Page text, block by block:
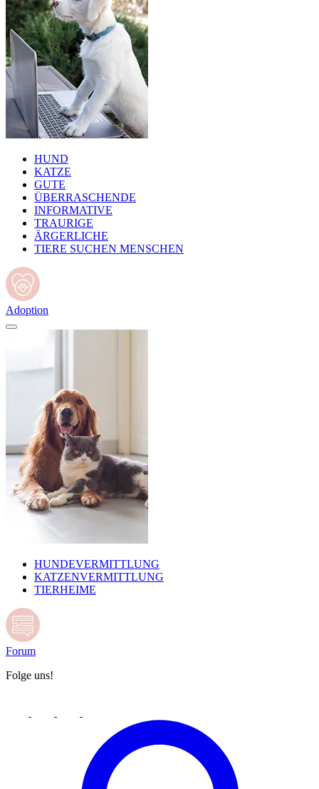
HUND
KATZE
GUTE
ÜBERRASCHENDE
INFORMATIVE
TRAURIGE
ÄRGERLICHE
TIERE SUCHEN MENSCHEN
Adoption
HUNDEVERMITTLUNG
KATZENVERMITTLUNG
TIERHEIME
Forum
Folge uns!